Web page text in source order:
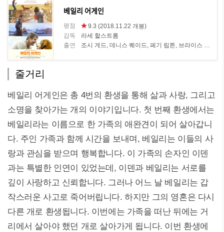
베일리 어게인
평점
9.3 (2018.11.22 개봉)
감독
라세 할스트롬
출연
조시 게드, 데니스 퀘이드, 페기 립튼, 브라이스 게이사, K.J 아파, 줄리엣 라일런스, 브릿 로버트슨, 루크 커비, 가브리엘 로즈, 마이클 보프셰버, 로건 밀러, 푸치 홀
줄거리
베일리 어게인은 총 4번의 환생을 통해 삶과 사랑, 그리고
소명을 찾아가는 개의 이야기입니다. 첫 번째 환생에서는
베일리라는 이름으로 한 가족의 애완견이 되어 살아갑니
다. 주인 가족과 함께 시간을 보내며, 베일리는 이들의 사
랑과 관심을 받으며 행복합니다. 이 가족의 손자인 이덴
과는 특별한 인연이 있었는데, 이덴과 베일리는 서로를
깊이 사랑하고 신뢰합니다. 그러나 어느 날 베일리는 갑
작스러운 사고로 죽어버립니다. 하지만 그의 영혼은 다시
다른 개로 환생됩니다. 이번에는 가족을 떠난 뒤에는 거
리에서 살아야 했던 개로 살아가게 됩니다. 이번 환생에